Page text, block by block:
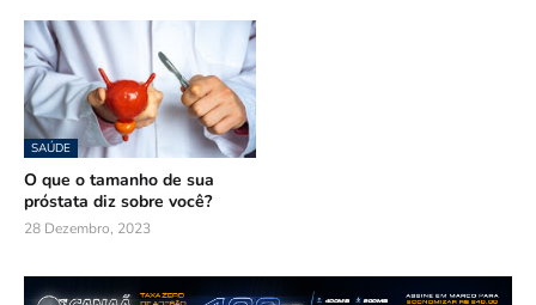
SAÚDE
O que o tamanho de sua
próstata diz sobre você?
28 Dezembro, 2023